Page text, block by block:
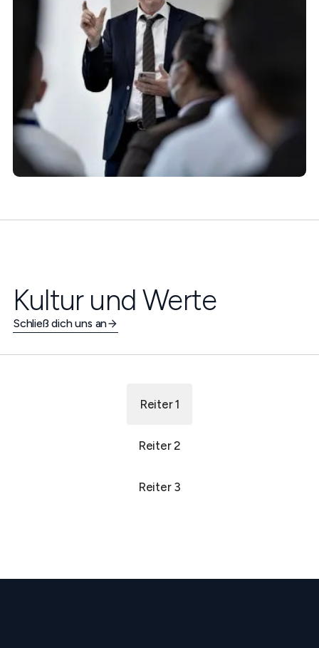
Kultur und Werte
Schließ dich uns an
Reiter 1
Reiter 2
Reiter 3